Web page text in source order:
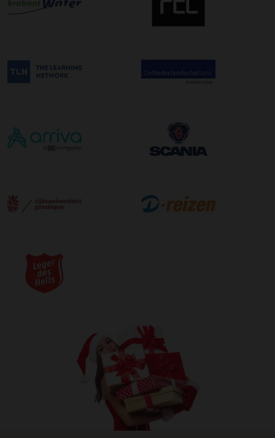
wilt maken kunt u dit aanvinken bij het plaatsen van uw
bestelling. De kosten hiervoor bedragen €75,00 per